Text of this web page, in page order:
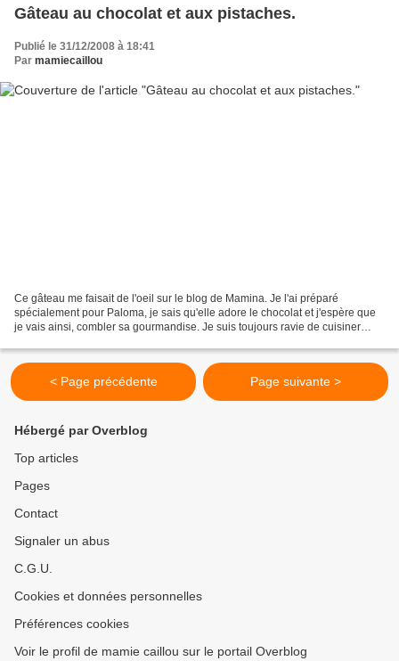
Gâteau au chocolat et aux pistaches.
Publié le 31/12/2008 à 18:41
Par mamiecaillou
Ce gâteau me faisait de l'oeil sur le blog de Mamina. Je l'ai préparé
spécialement pour Paloma, je sais qu'elle adore le chocolat et j'espère que
je vais ainsi, combler sa gourmandise. Je suis toujours ravie de cuisiner
< Page précédente Page suivante >
Hébergé par Overblog
Top articles
Pages
Contact
Signaler un abus
C.G.U.
Cookies et données personnelles
Préférences cookies
Voir le profil de mamie caillou sur le portail Overblog